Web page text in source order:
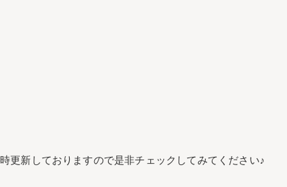
更新しておりますので是非チェックしてみてください♪